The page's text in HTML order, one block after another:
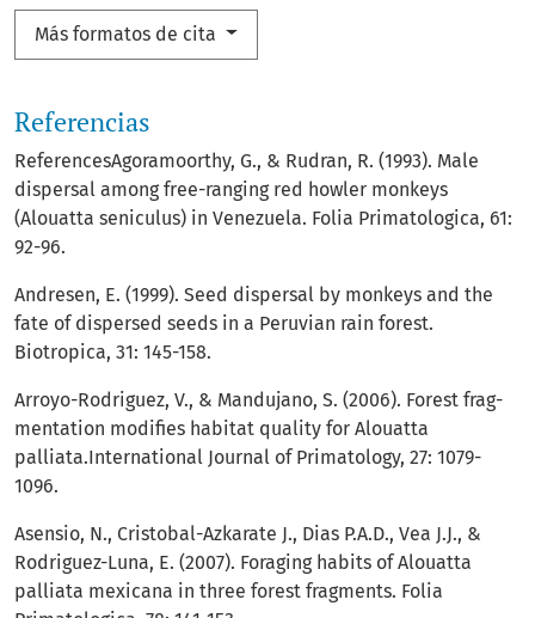
Más formatos de cita
Referencias
ReferencesAgoramoorthy, G., & Rudran, R. (1993). Male
dispersal among free-ranging red howler monkeys
(Alouatta seniculus) in Venezuela. Folia Primatologica, 61:
92-96.
Andresen, E. (1999). Seed dispersal by monkeys and the
fate of dispersed seeds in a Peruvian rain forest.
Biotropica, 31: 145-158.
Arroyo-Rodriguez, V., & Mandujano, S. (2006). Forest frag-
mentation modifies habitat quality for Alouatta
palliata.International Journal of Primatology, 27: 1079-
1096.
Asensio, N., Cristobal-Azkarate J., Dias P.A.D., Vea J.J., &
Rodriguez-Luna, E. (2007). Foraging habits of Alouatta
palliata mexicana in three forest fragments. Folia